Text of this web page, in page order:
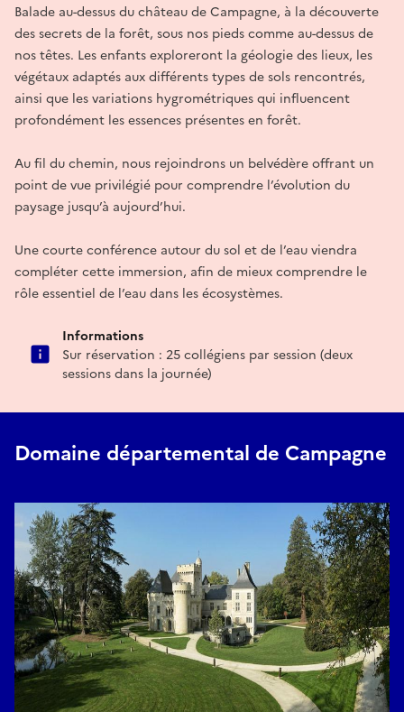
Balade au-dessus du château de Campagne, à la découverte
des secrets de la forêt, sous nos pieds comme au-dessus de
nos têtes. Les enfants exploreront la géologie des lieux, les
végétaux adaptés aux différents types de sols rencontrés,
ainsi que les variations hygrométriques qui influencent
profondément les essences présentes en forêt.
Au fil du chemin, nous rejoindrons un belvédère offrant un
point de vue privilégié pour comprendre l’évolution du
paysage jusqu’à aujourd’hui.
Une courte conférence autour du sol et de l’eau viendra
compléter cette immersion, afin de mieux comprendre le
rôle essentiel de l’eau dans les écosystèmes.
Informations
Sur réservation : 25 collégiens par session (deux
sessions dans la journée)
Domaine départemental de Campagne